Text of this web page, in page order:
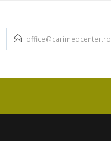
office@carimedcenter.ro